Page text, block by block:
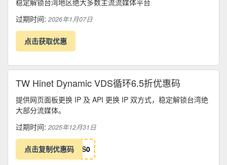
稳定解锁台湾地区绝大多数主流流媒体平台
过期时间: 2026年1月07日
点击获取优惠
TW Hinet Dynamic VDS循环6.5折优惠码
提供网页面板更换 IP 及 API 更换 IP 双方式，稳定解锁台湾绝
大部分流媒体。
过期时间: 2025年12月31日
点击复制优惠码 S0